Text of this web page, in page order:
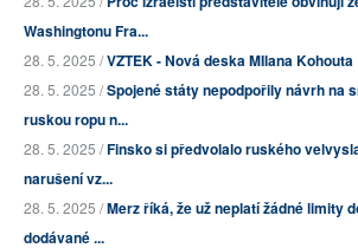
Washingtonu Fra...
28. 5. 2025 /VZTEK - Nová deska MIlana Kohouta
28. 5. 2025 /Spojené státy nepodpořily návrh na
ruskou ropu n...
28. 5. 2025 /Finsko si předvolalo ruského
narušení vz...
28. 5. 2025 /Merz říká, že už neplatí žádné limity
dodávané ...